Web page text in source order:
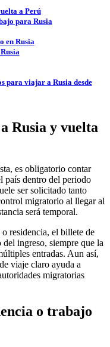
a Perú
para Rusia
en Rusia
para viajar a Rusia desde
Rusia y vuelta
es obligatorio contar
país dentro del periodo
ser solicitado tanto
migratorio al llegar al
será temporal.
residencia, el billete de
ingreso, siempre que la
entradas. Aun así,
viaje claro ayuda a
migratorias
o trabajo